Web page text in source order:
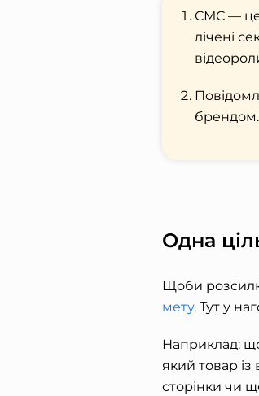
СМС — це
лічені
брендом.
Одна
Щоби
мету. Тут у
Наприклад:
який товар
сторінки чи